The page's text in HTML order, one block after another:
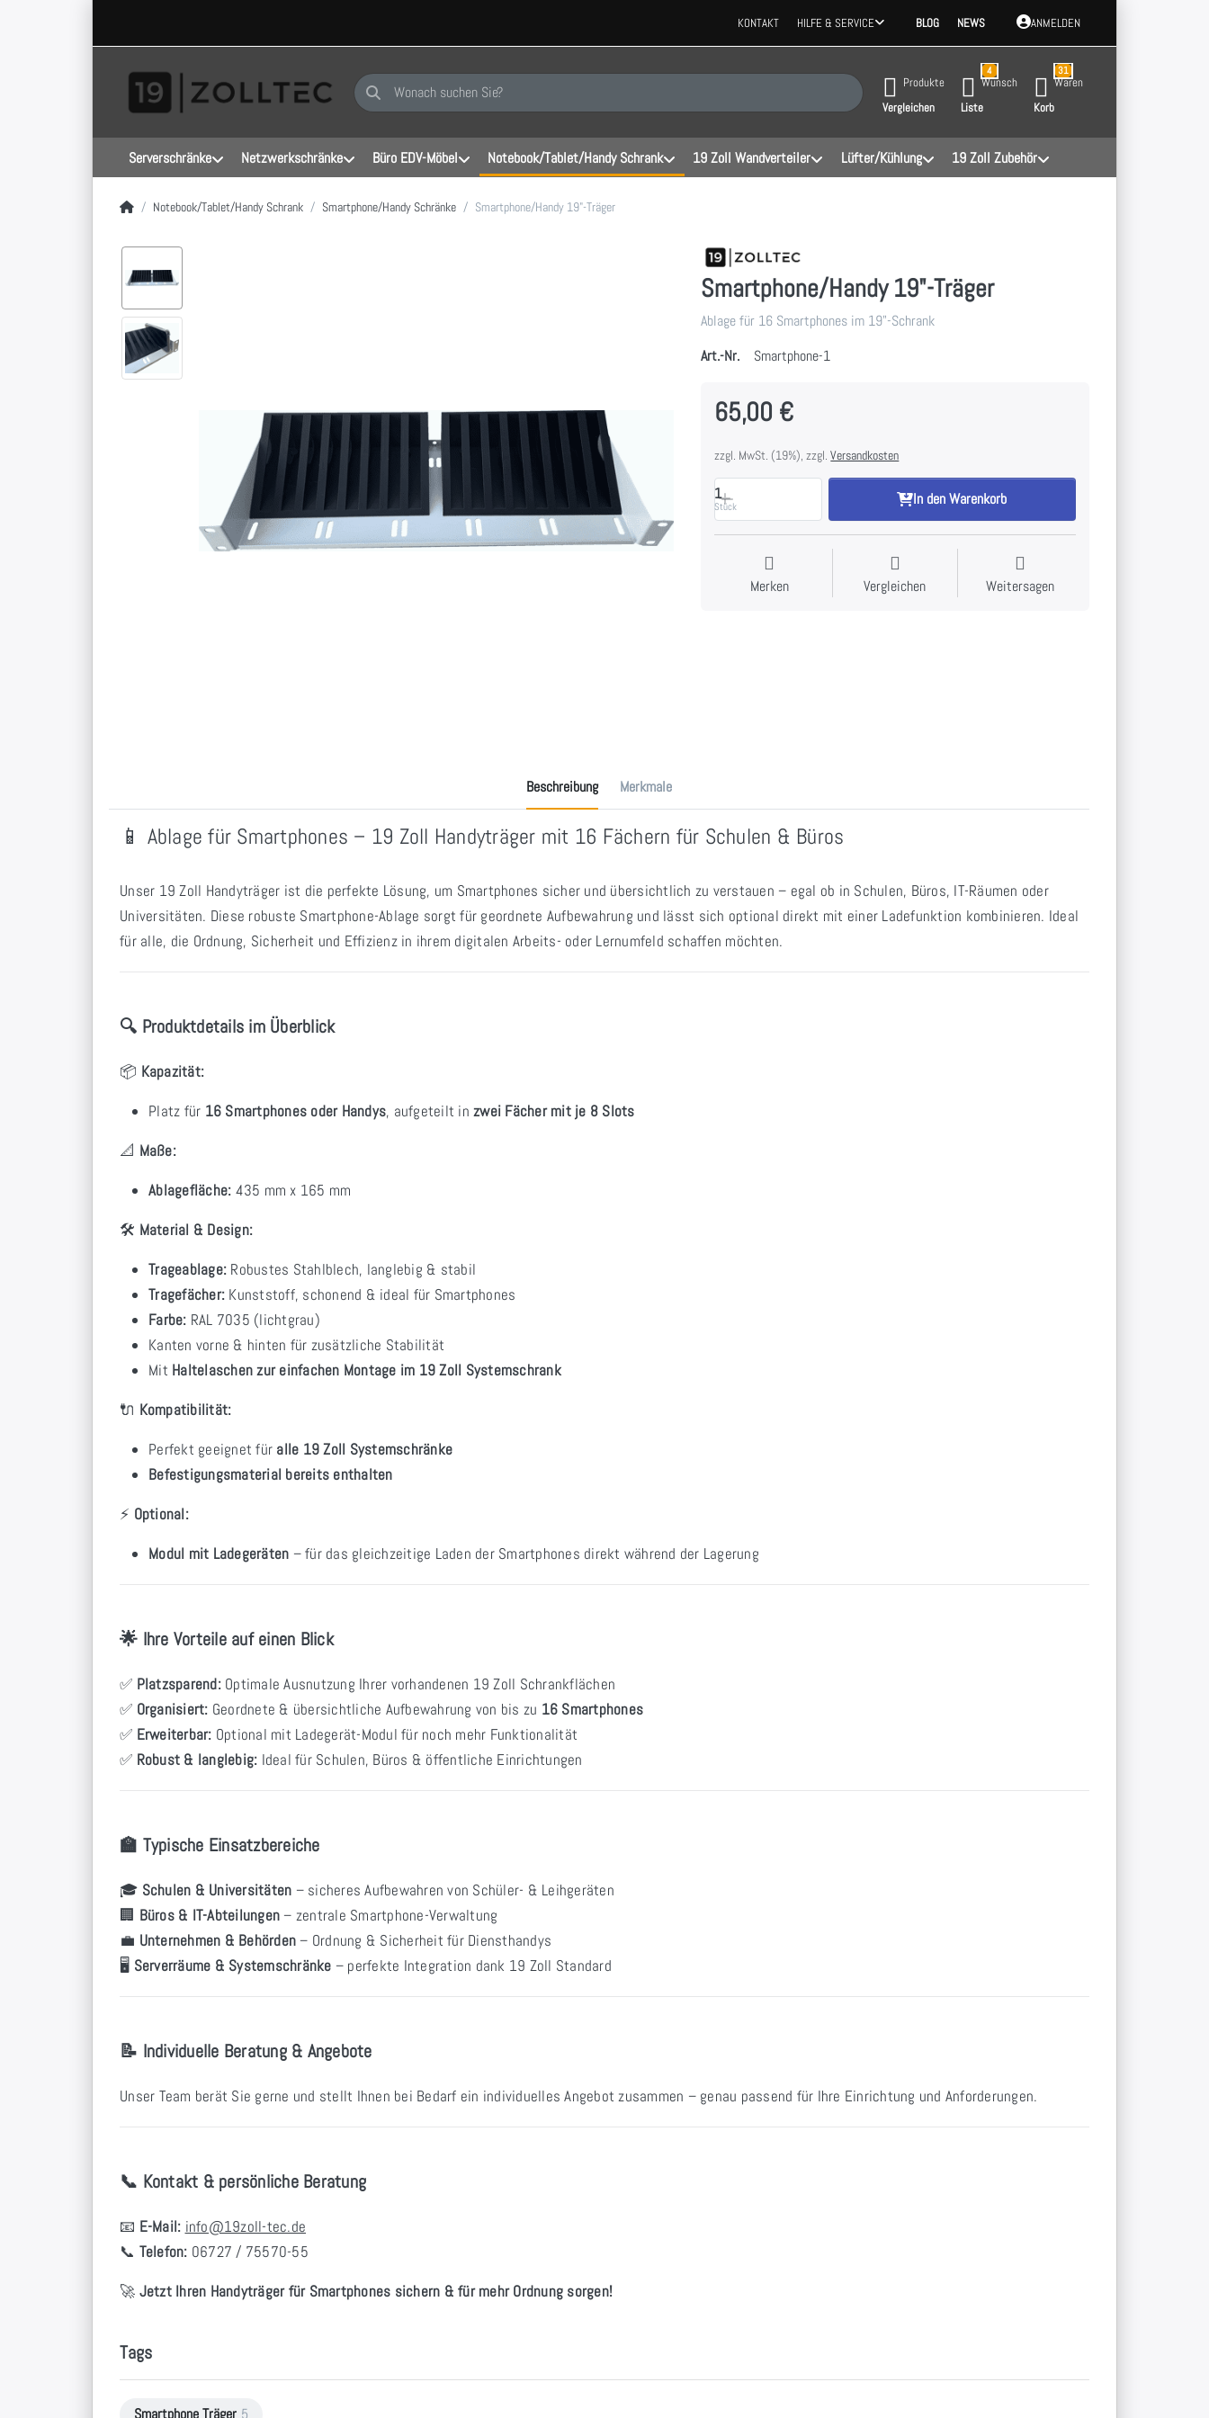
KONTAKT HILFE & SERVICE BLOG NEWS ANMELDEN
Geben Sie einen Suchbegriff ein. Während Sie tippen, erscheinen automatisch erste Ergebnisse. Drücken Sie die Eingabetaste, um alle Ergebnisse aufzurufen.
Produkte
Vergleichen
4
Wunsch
Liste
31
Waren
Korb
Serverschränke Netzwerkschränke Büro EDV-Möbel Notebook/Tablet/Handy Schrank 19 Zoll Wandverteiler Lüfter/Kühlung 19 Zoll Zubehör
Startseite
Notebook/Tablet/Handy Schrank Smartphone/Handy Schränke Smartphone/Handy 19"-Träger
Smartphone/Handy 19"-Träger
Ablage für 16 Smartphones im 19"-Schrank
Art.-Nr.
Smartphone-1
65,00 €
zzgl. MwSt. (19%), zzgl.Versandkosten
1
Stück In den Warenkorb
Merken Vergleichen Weitersagen
Beschreibung Merkmale
📱 Ablage für Smartphones – 19 Zoll Handyträger mit 16 Fächern für Schulen & Büros
Unser 19 Zoll Handyträger ist die perfekte Lösung, um Smartphones sicher und übersichtlich zu verstauen – egal ob in Schulen, Büros, IT-Räumen oder
Universitäten. Diese robuste Smartphone-Ablage sorgt für geordnete Aufbewahrung und lässt sich optional direkt mit einer Ladefunktion kombinieren. Ideal
für alle, die Ordnung, Sicherheit und Effizienz in ihrem digitalen Arbeits- oder Lernumfeld schaffen möchten.
🔍 Produktdetails im Überblick
📦 Kapazität:
Platz für 16 Smartphones oder Handys, aufgeteilt in zwei Fächer mit je 8 Slots
📐 Maße:
Ablagefläche: 435 mm x 165 mm
🛠 Material & Design:
Trageablage: Robustes Stahlblech, langlebig & stabil
Tragefächer: Kunststoff, schonend & ideal für Smartphones
Farbe: RAL 7035 (lichtgrau)
Kanten vorne & hinten für zusätzliche Stabilität
Mit Haltelaschen zur einfachen Montage im 19 Zoll Systemschrank
🔌 Kompatibilität:
Perfekt geeignet für alle 19 Zoll Systemschränke
Befestigungsmaterial bereits enthalten
⚡ Optional:
Modul mit Ladegeräten – für das gleichzeitige Laden der Smartphones direkt während der Lagerung
🌟 Ihre Vorteile auf einen Blick
✅ Platzsparend:Optimale Ausnutzung Ihrer vorhandenen 19 Zoll Schrankflächen
✅ Organisiert: Geordnete & übersichtliche Aufbewahrung von bis zu 16 Smartphones
✅ Erweiterbar: Optional mit Ladegerät-Modul für noch mehr Funktionalität
✅ Robust & langlebig: Ideal für Schulen, Büros & öffentliche Einrichtungen
🏫 Typische Einsatzbereiche
🎓 Schulen & Universitäten – sicheres Aufbewahren von Schüler- & Leihgeräten
🏢 Büros & IT-Abteilungen– zentrale Smartphone-Verwaltung
💼 Unternehmen & Behörden– Ordnung & Sicherheit für Diensthandys
🖥 Serverräume & Systemschränke – perfekte Integration dank 19 Zoll Standard
📝 Individuelle Beratung & Angebote
Unser Team berät Sie gerne und stellt Ihnen bei Bedarf ein individuelles Angebot zusammen – genau passend für Ihre Einrichtung und Anforderungen.
📞 Kontakt & persönliche Beratung
📧 E-Mail: info@19zoll-tec.de
📞 Telefon: 06727 / 75570-55
🚀 Jetzt Ihren Handyträger für Smartphones sichern & für mehr Ordnung sorgen!
Tags
Smartphone Träger 5